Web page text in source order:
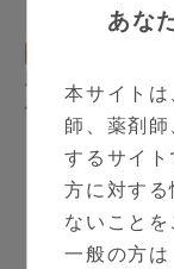
順天堂医学部附属
ハートセンター
新の検査と治療
あな
本サイト
師、薬剤
するサイ
方に対す
ないことを
一般の方は